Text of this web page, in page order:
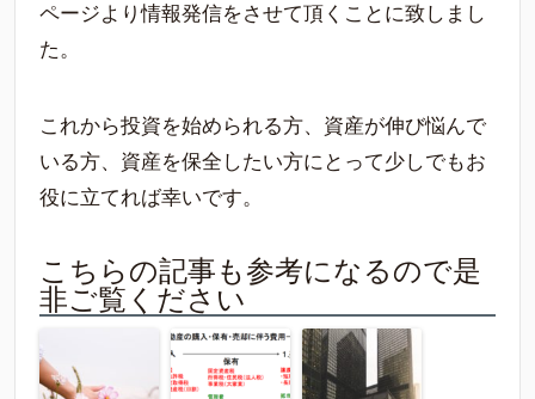
ページより情報発信をさせて頂くことに致しまし
た。
これから投資を始められる方、資産が伸び悩んで
いる方、資産を保全したい方にとって少しでもお
役に立てれば幸いです。
こちらの記事も参考になるので是
非ご覧ください